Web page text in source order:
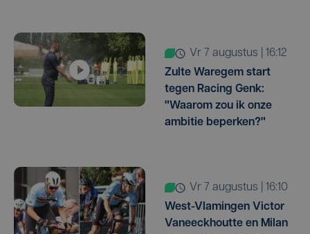
vr 7 augustus | 16:12
Zulte Waregem start
tegen Racing Genk:
"Waarom zou ik onze
ambitie beperken?"
vr 7 augustus | 16:10
West-Vlamingen Victor
Vaneeckhoutte en Milan